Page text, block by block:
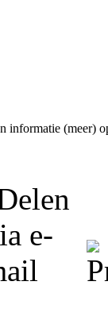
informatie (meer)